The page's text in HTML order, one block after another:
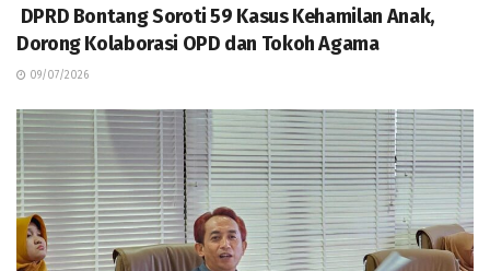
DPRD Bontang Soroti 59 Kasus Kehamilan Anak,
Dorong Kolaborasi OPD dan Tokoh Agama
09/07/2026